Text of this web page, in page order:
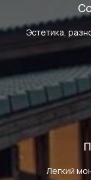
Эстетика,
Легкий